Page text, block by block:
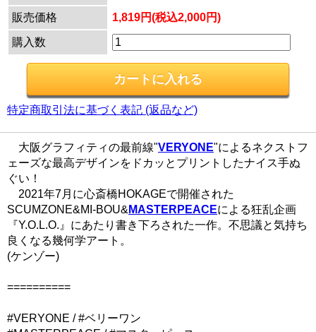
販売価格
1,819円(税込2,000円)
購入数
特定商取引法に基づく表記 (返品など)
大阪グラフィティの最前線"VERYONE"によるネクストフ
ェーズな最高デザインをドカッとプリントしたナイス手ぬ
ぐい！
2021年7月に心斎橋HOKAGEで開催された
SCUMZONE&MI-BOU& MASTERPEACEによる狂乱企画
『Y.O.L.O.』にあたり書き下ろされた一作。不思議と気持ち
良くなる幾何学アート。
(ケンゾー)
==========
#VERYONE / #ベリーワン